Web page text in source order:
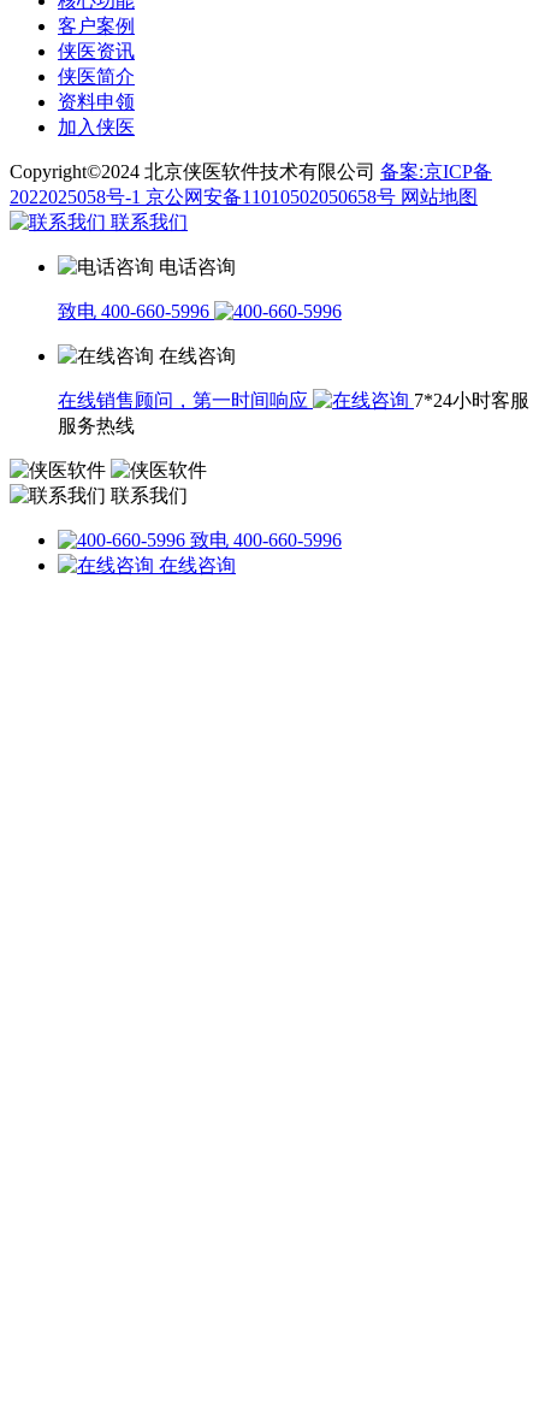
客户案例
侠医资讯
侠医简介
资料申领
加入侠医
Copyright©2024 北京侠医软件技术有限公司 备案:京ICP备
2022025058号-1 京公网安备11010502050658号 网站地图
联系我们
电话咨询
致电 400-660-5996
在线咨询
在线销售顾问，第一时间响应
7*24小时客服
服务热线
联系我们
致电 400-660-5996
在线咨询